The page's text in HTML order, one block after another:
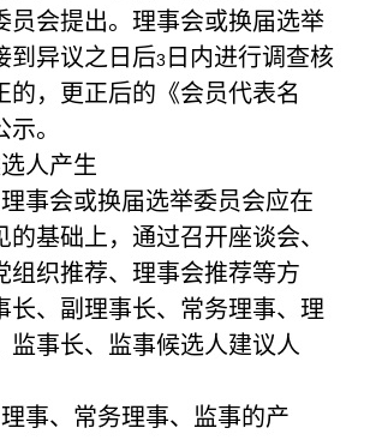
员会提出。理事会或换届选举
到异议之日后3 日内进行调查核
的，更正后的《会员代表名
。
人产生
理事会或换届选举委员会应在
的基础上，通过召开座谈会、
组织推荐、理事会推荐等方
长、副理事长、常务理事、理
监事长、监事候选人建议人
理事、常务理事、监事的产